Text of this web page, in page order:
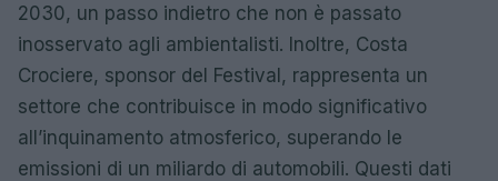
2030, un passo indietro che non è passato
inosservato agli ambientalisti. Inoltre, Costa
Crociere, sponsor del Festival, rappresenta un
settore che contribuisce in modo significativo
all’inquinamento atmosferico, superando le
emissioni di un miliardo di automobili. Questi dati